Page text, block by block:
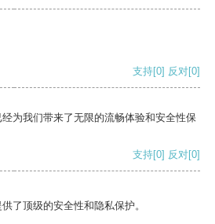
支持[0] 反对[0]
为我们带来了无限的流畅体验和安全性保
支持[0] 反对[0]
了顶级的安全性和隐私保护。